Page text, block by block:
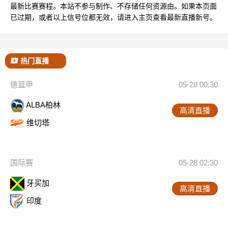
最新比赛赛程。本站不参与制作、不存储任何资源由。如果本页面
已过期，或者以上信号位都无效，请进入主页查看最新直播新号。
热门直播
德篮甲 05-28 00:30
ALBA柏林
维切塔
高清直播
国际赛 05-28 02:30
牙买加
印度
高清直播